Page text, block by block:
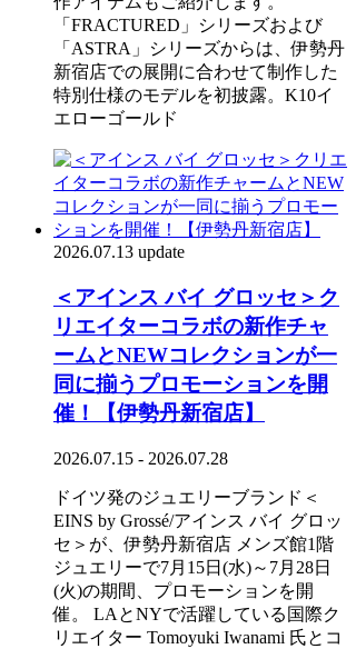
「FRACTURED」シリーズおよび
「ASTRA」シリーズからは、伊勢丹
新宿店での展開に合わせて制作した
特別仕様のモデルを初披露。K10イ
エローゴールド
2026.07.13 update
＜アインス バイ グロッセ＞ク
リエイターコラボの新作チャ
ームとNEWコレクションが一
同に揃うプロモーションを開
催！【伊勢丹新宿店】
2026.07.15 - 2026.07.28
ドイツ発のジュエリーブランド＜
EINS by Grossé/アインス バイ グロッ
セ＞が、伊勢丹新宿店 メンズ館1階
ジュエリーで7月15日(水)～7月28日
(火)の期間、プロモーションを開
催。 LAとNYで活躍している国際ク
リエイター Tomoyuki Iwanami 氏とコ